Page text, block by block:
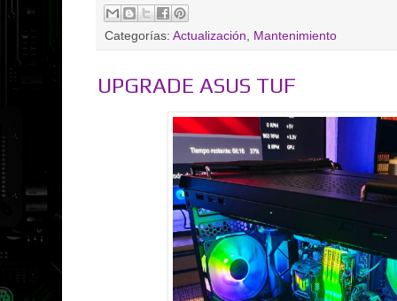
Categorías: Actualización Mantenimiento
UPGRADE ASUS TUF